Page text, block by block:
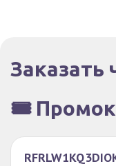
Заказать
🎟️